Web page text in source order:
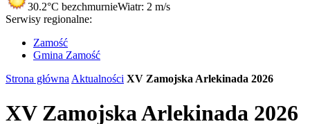
30.2°C bezchmurnieWiatr: 2 m/s
Serwisy regionalne:
Zamość
Gmina Zamość
Strona główna Aktualności XV Zamojska Arlekinada 2026
XV Zamojska Arlekinada 2026